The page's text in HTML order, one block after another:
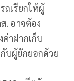
ถเรียกให้ผู้
. อาจต้อง
าฝากเก็บ
บผู้ยักยอกด้วย